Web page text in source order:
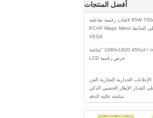
أفضل المنتجات
85W 700cd / M2 لافتات رقمية تفاعلية
على الحائط PCAP Magic Mirror
VESA
1080x1920 450cd / m2 23.6 "شاشة
عرض رقمية LCD
الإعلانات الجدارية التجارية الفن
الجدار الإطار الخشبي الذكي
شاشة عالية الدقة